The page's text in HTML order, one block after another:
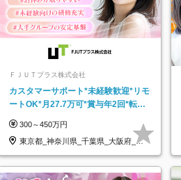
ＦＪＵＴプラス株式会社
カスタマーサポート*未経験歓迎*リモ
ートOK*月27.7万可*賞与年2回*転勤
300～450万円
東京都_神奈川県_千葉県_大阪府_愛
知県…